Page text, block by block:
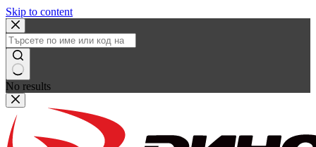
Skip to content
No results